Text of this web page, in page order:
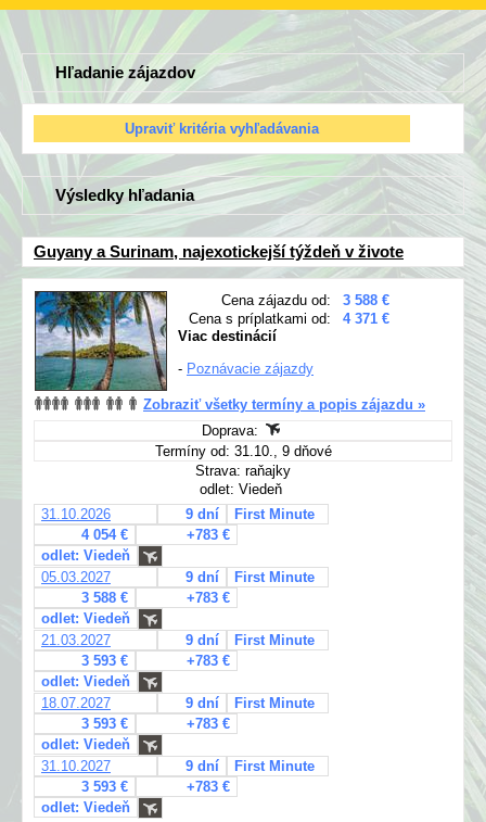
Hľadanie zájazdov
Výsledky hľadania
Guyany a Surinam, najexotickejší týždeň v živote
Cena zájazdu od:
3 588 €
Cena s príplatkami od:
4 371 €
Viac destinácií
- Poznávacie zájazdy
Zobraziť všetky termíny a popis zájazdu »
Doprava:
Termíny od: 31.10., 9 dňové
Strava: raňajky
odlet: Viedeň
31.10.2026
9 dní
First Minute
4 054 €
+783 €
odlet: Viedeň
05.03.2027
9 dní
First Minute
3 588 €
+783 €
odlet: Viedeň
21.03.2027
9 dní
First Minute
3 593 €
+783 €
odlet: Viedeň
18.07.2027
9 dní
First Minute
3 593 €
+783 €
odlet: Viedeň
31.10.2027
9 dní
First Minute
3 593 €
+783 €
odlet: Viedeň